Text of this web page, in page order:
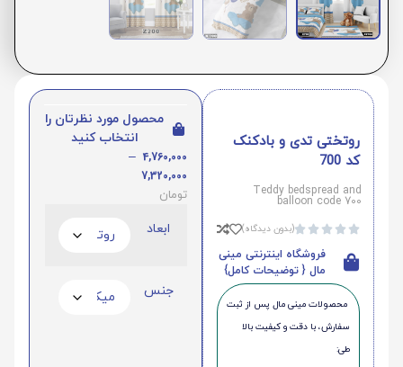
روتختی تدی و بادکنک
کد 700
Teddy bedspread and
balloon code 700




(بدون دیدگاه)
فروشگاه اینترنتی مینی
مال { توضیحات کامل}
محصولات مینی‌ مال پس از ثبت
سفارش، با دقت و کیفیت بالا
طی:
محصول مورد نظرتان را
انتخاب کنید
4,760,000
–
7,320,000
تومان
ابعاد
جنس